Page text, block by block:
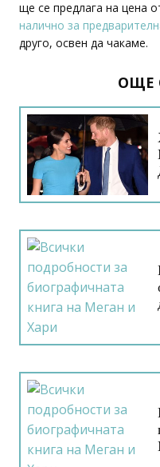
ще се предлага на цена
налично за
друго, освен да чакаме.
ОЩЕ